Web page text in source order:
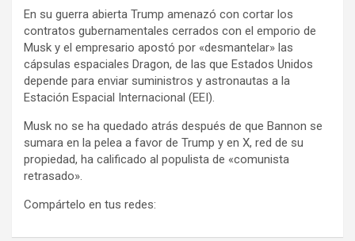
En su guerra abierta Trump amenazó con cortar los
contratos gubernamentales cerrados con el emporio de
Musk y el empresario apostó por «desmantelar» las
cápsulas espaciales Dragon, de las que Estados Unidos
depende para enviar suministros y astronautas a la
Estación Espacial Internacional (EEI).
Musk no se ha quedado atrás después de que Bannon se
sumara en la pelea a favor de Trump y en X, red de su
propiedad, ha calificado al populista de «comunista
retrasado».
Compártelo en tus redes: